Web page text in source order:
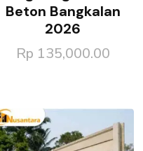
Beton Bangkalan
2026
Rp 135,000.00